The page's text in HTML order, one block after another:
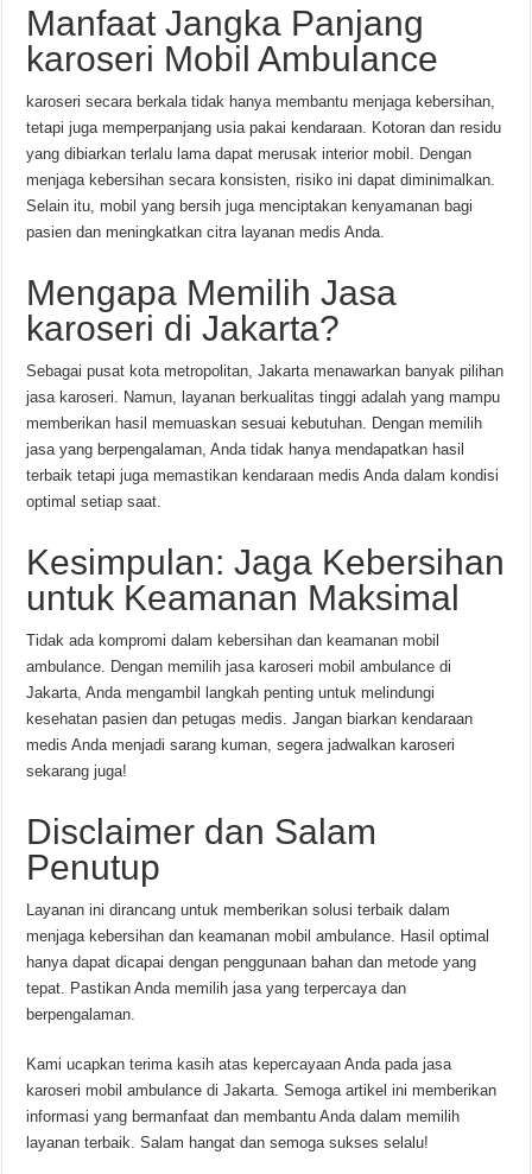
Manfaat Jangka Panjang
karoseri Mobil Ambulance
karoseri secara berkala tidak hanya membantu menjaga kebersihan,
tetapi juga memperpanjang usia pakai kendaraan. Kotoran dan residu
yang dibiarkan terlalu lama dapat merusak interior mobil. Dengan
menjaga kebersihan secara konsisten, risiko ini dapat diminimalkan.
Selain itu, mobil yang bersih juga menciptakan kenyamanan bagi
pasien dan meningkatkan citra layanan medis Anda.
Mengapa Memilih Jasa
karoseri di Jakarta?
Sebagai pusat kota metropolitan, Jakarta menawarkan banyak pilihan
jasa karoseri. Namun, layanan berkualitas tinggi adalah yang mampu
memberikan hasil memuaskan sesuai kebutuhan. Dengan memilih
jasa yang berpengalaman, Anda tidak hanya mendapatkan hasil
terbaik tetapi juga memastikan kendaraan medis Anda dalam kondisi
optimal setiap saat.
Kesimpulan: Jaga Kebersihan
untuk Keamanan Maksimal
Tidak ada kompromi dalam kebersihan dan keamanan mobil
ambulance. Dengan memilih jasa karoseri mobil ambulance di
Jakarta, Anda mengambil langkah penting untuk melindungi
kesehatan pasien dan petugas medis. Jangan biarkan kendaraan
medis Anda menjadi sarang kuman, segera jadwalkan karoseri
sekarang juga!
Disclaimer dan Salam
Penutup
Layanan ini dirancang untuk memberikan solusi terbaik dalam
menjaga kebersihan dan keamanan mobil ambulance. Hasil optimal
hanya dapat dicapai dengan penggunaan bahan dan metode yang
tepat. Pastikan Anda memilih jasa yang terpercaya dan
berpengalaman.
Kami ucapkan terima kasih atas kepercayaan Anda pada jasa
karoseri mobil ambulance di Jakarta. Semoga artikel ini memberikan
informasi yang bermanfaat dan membantu Anda dalam memilih
layanan terbaik. Salam hangat dan semoga sukses selalu!